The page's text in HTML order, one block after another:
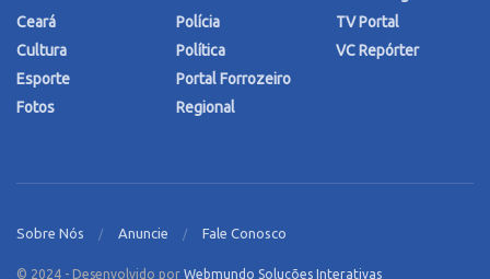
Ceará
Cultura
Esporte
Fotos
Polícia
Política
Portal Forrozeiro
Regional
TV Portal
VC Repórter
Sobre Nós Anuncie Fale Conosco
© 2024 - Desenvolvido por Webmundo Soluções Interativas